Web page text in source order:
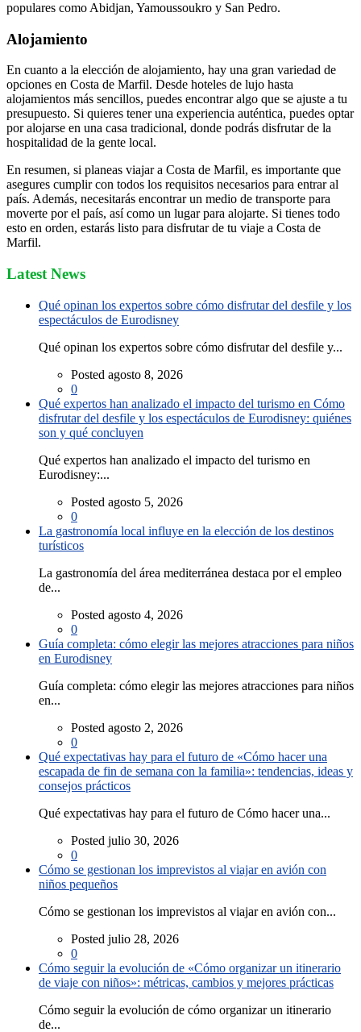
populares como Abidjan, Yamoussoukro y San Pedro.
Alojamiento
En cuanto a la elección de alojamiento, hay una gran variedad de
opciones en Costa de Marfil. Desde hoteles de lujo hasta
alojamientos más sencillos, puedes encontrar algo que se ajuste a tu
presupuesto. Si quieres tener una experiencia auténtica, puedes optar
por alojarse en una casa tradicional, donde podrás disfrutar de la
hospitalidad de la gente local.
En resumen, si planeas viajar a Costa de Marfil, es importante que
asegures cumplir con todos los requisitos necesarios para entrar al
país. Además, necesitarás encontrar un medio de transporte para
moverte por el país, así como un lugar para alojarte. Si tienes todo
esto en orden, estarás listo para disfrutar de tu viaje a Costa de
Marfil.
Latest News
Qué opinan los expertos sobre cómo disfrutar del desfile y los
espectáculos de Eurodisney
Qué opinan los expertos sobre cómo disfrutar del desfile y...
Posted agosto 8, 2026
0
Qué expertos han analizado el impacto del turismo en Cómo
disfrutar del desfile y los espectáculos de Eurodisney: quiénes
son y qué concluyen
Qué expertos han analizado el impacto del turismo en
Eurodisney:...
Posted agosto 5, 2026
0
La gastronomía local influye en la elección de los destinos
turísticos
La gastronomía del área mediterránea destaca por el empleo
de...
Posted agosto 4, 2026
0
Guía completa: cómo elegir las mejores atracciones para niños
en Eurodisney
Guía completa: cómo elegir las mejores atracciones para niños
en...
Posted agosto 2, 2026
0
Qué expectativas hay para el futuro de «Cómo hacer una
escapada de fin de semana con la familia»: tendencias, ideas y
consejos prácticos
Qué expectativas hay para el futuro de Cómo hacer una...
Posted julio 30, 2026
0
Cómo se gestionan los imprevistos al viajar en avión con
niños pequeños
Cómo se gestionan los imprevistos al viajar en avión con...
Posted julio 28, 2026
0
Cómo seguir la evolución de «Cómo organizar un itinerario
de viaje con niños»: métricas, cambios y mejores prácticas
Cómo seguir la evolución de cómo organizar un itinerario
de...